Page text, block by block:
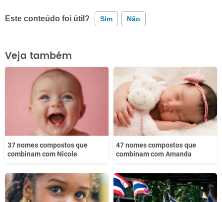
Este conteúdo foi útil? Sim Não
Este conteúdo contém informação incorreta
Este conteúdo não tem a informação que procuro
Veja também
37 nomes compostos que
combinam com Nicole
47 nomes compostos que
combinam com Amanda